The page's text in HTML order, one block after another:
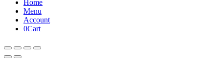
Home
Menu
Account
0Cart